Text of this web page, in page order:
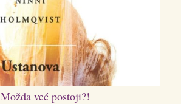
Možda već postoji?!